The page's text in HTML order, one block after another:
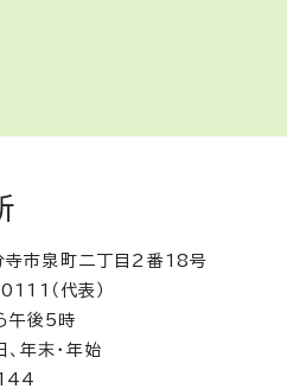
市泉町二丁目2番18号
（代表）
午後5時
、年末・年始